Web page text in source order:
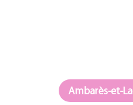
Ambarès-et-